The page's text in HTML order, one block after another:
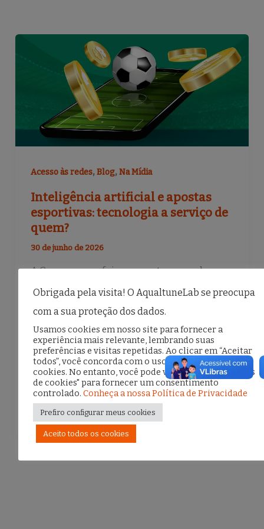
Acesso às redes,Blog,Na Mídia
Inteligência artificial e apostas
esportivas: tecnologia a serviço de
quem?
30 de junho de 2026
A Copa sempre foi um evento capaz de
mobilizar paixões e, cada vez mais, dinheiro.
Em 2026, porém, uma novidade entrou em
campo junto com os torcedores: a
inteligência artificial […]
F
a
c
e
T
w
it
te
E
m
ai
l
S
h
ar
e
Obrigada pela visita! O AqualtuneLab se preocupa
com a sua proteção dos dados.
Usamos cookies em nosso site para fornecer a
experiência mais relevante, lembrando suas
preferências e visitas repetidas. Ao clicar em “Aceitar
todos”, você concorda com o uso de TODOS os
cookies. No entanto, você pode visitar "Configurações
de cookies" para fornecer um consentimento
controlado. Conheça a nossa Política de Privacidade
Prefiro configurar meus cookies
Aceito todos os cookies